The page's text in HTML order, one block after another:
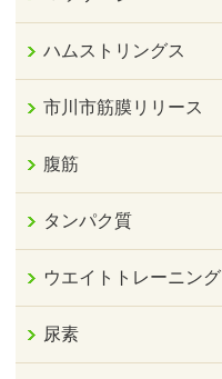
ハムストリングス
市川市筋膜リリース
腹筋
タンパク質
ウエイトトレーニング
尿素